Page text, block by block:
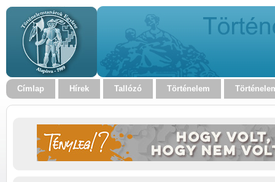
Címlap Hírek Tallózó Történelem